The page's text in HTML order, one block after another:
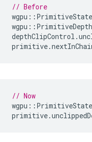
// Before
wgpu :: PrimitiveState
wgpu ::
depthClipControl .
primitive.
// Now
wgpu :: PrimitiveState
primitive.